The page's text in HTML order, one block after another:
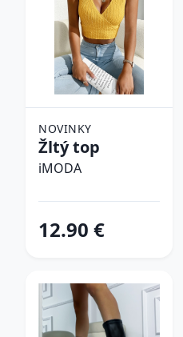
NOVINKY
Žltý top
iMODA
12.90 €